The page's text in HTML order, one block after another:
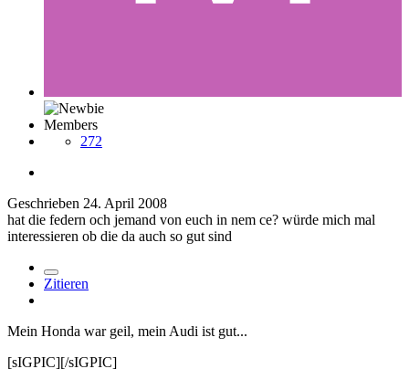
Members
272
Geschrieben 24. April 2008
hat die federn och jemand von euch in nem ce? würde mich mal
interessieren ob die da auch so gut sind
Zitieren
Mein Honda war geil, mein Audi ist gut...
[sIGPIC][/sIGPIC]